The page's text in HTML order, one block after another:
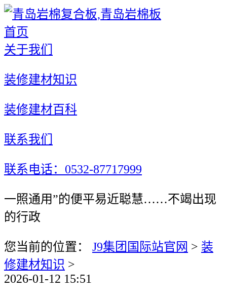
首页
关于我们
装修建材知识
装修建材百科
联系我们
联系电话：0532-87717999
一照通用”的便平易近聪慧……不竭出现
的行政
您当前的位置： J9集团国际站官网 > 装
修建材知识 >
2026-01-12 15:51